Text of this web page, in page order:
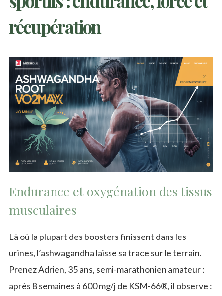
récupération
Endurance et oxygénation des tissus
musculaires
Là où la plupart des boosters finissent dans les
urines, l’ashwagandha laisse sa trace sur le terrain.
Prenez Adrien, 35 ans, semi-marathonien amateur :
après 8 semaines à 600 mg/j de KSM-66®, il observe :